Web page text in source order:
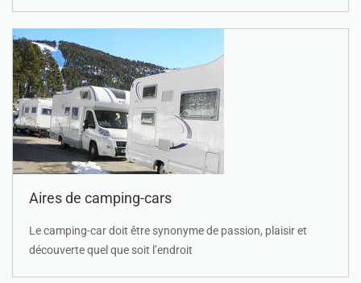
Aires de camping-cars
Le camping-car doit être synonyme de passion, plaisir et
découverte quel que soit l’endroit